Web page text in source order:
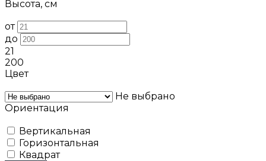
Высота, см
от
до
21
200
Цвет
Не выбрано
Ориентация
Вертикальная
Горизонтальная
Квадрат